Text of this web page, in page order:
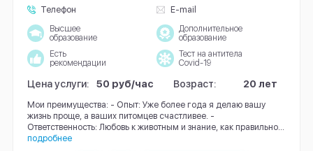
Телефон
E-mail
Высшее
образование
Дополнительное
образование
Есть
рекомендации
Тест на антитела
Covid-19
Цена услуги: 50 руб/час Возраст: 20 лет
Мои преимущества: - Опыт: Уже более года я делаю вашу
жизнь проще, а ваших питомцев счастливее. -
Ответственность: Любовь к животным и знание, как правильно...
подробнее